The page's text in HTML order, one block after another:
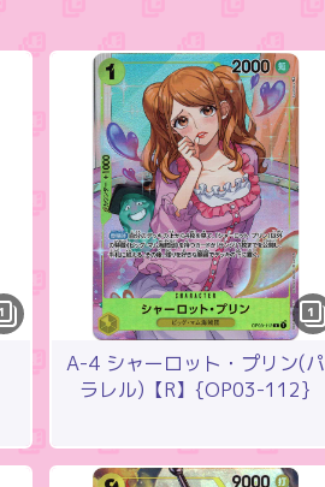
1
A-4 シャーロット・プリン(パ
ラレル)【R】{OP03-112}